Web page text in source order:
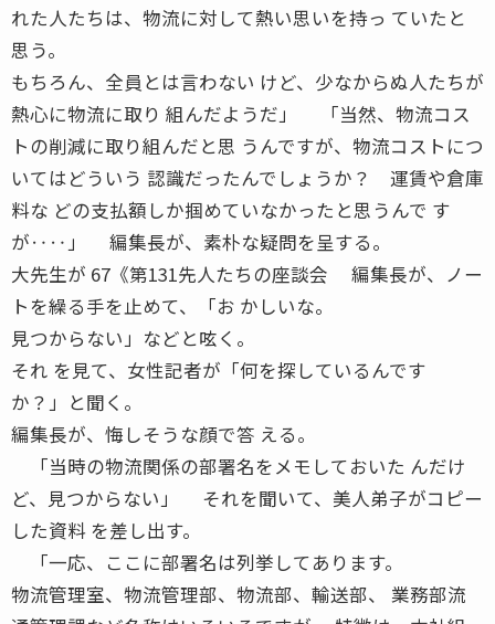
れた人たちは、物流に対して熱い思いを持っ ていたと
思う。
もちろん、全員とは言わない けど、少なからぬ人たちが
熱心に物流に取り 組んだようだ」 「当然、物流コス
トの削減に取り組んだと思 うんですが、物流コストにつ
いてはどういう 認識だったんでしょうか？ 運賃や倉庫
料な どの支払額しか掴めていなかったと思うんで す
が‥‥」 編集長が、素朴な疑問を呈する。
大先生が 67《第131先人たちの座談会 編集長が、ノー
トを繰る手を止めて、「お かしいな。
見つからない」などと呟く。
それ を見て、女性記者が「何を探しているんです
か？」と聞く。
編集長が、悔しそうな顔で答 える。
「当時の物流関係の部署名をメモしておいた んだけ
ど、見つからない」 それを聞いて、美人弟子がコピー
した資料 を差し出す。
「一応、ここに部署名は列挙してあります。
物流管理室、物流管理部、物流部、輸送部、 業務部流